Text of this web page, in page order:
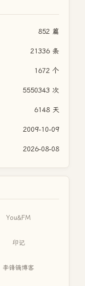
852 篇
21336 条
1672 个
5550343 次
6148 天
2009-10-09
2026-08-08
You&FM
印记
李锋镝博客